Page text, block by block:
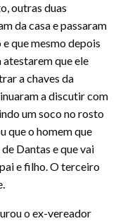
outras duas
da casa e passaram
que mesmo depois
que ele
a chaves da
a discutir com
um soco no rosto
que o homem que
Dantas e que vai
e filho. O terceiro
o ex-vereador